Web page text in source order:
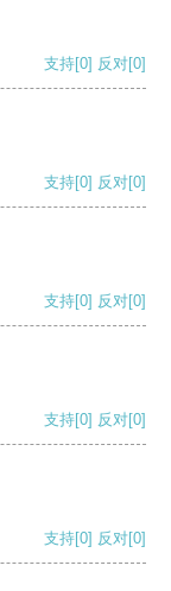
支持[0] 反对[0]
支持[0] 反对[0]
支持[0] 反对[0]
支持[0] 反对[0]
支持[0] 反对[0]